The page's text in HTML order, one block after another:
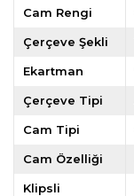
Cam Rengi
Çerçeve Şekli
Ekartman
Çerçeve Tipi
Cam Tipi
Cam Özelliği
Klipsli